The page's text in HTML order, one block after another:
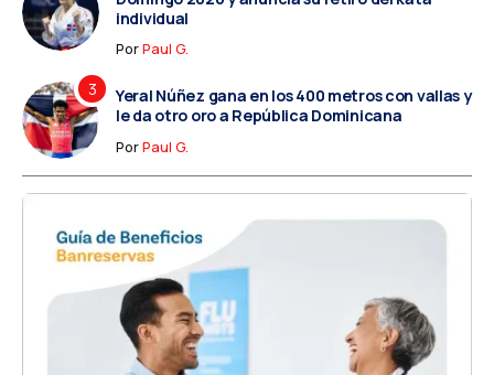
individual
PorPaul G.
Yeral Núñez gana en los 400 metros con vallas y
le da otro oro a República Dominicana
PorPaul G.